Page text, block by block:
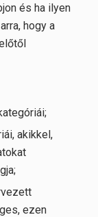
és ha ilyen
hogy a
akikkel,
ezen